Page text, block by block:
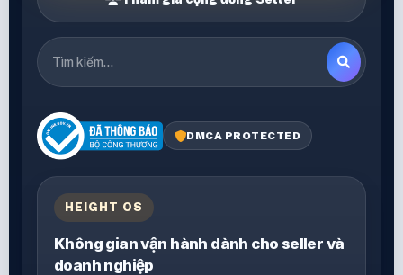
DMCA PROTECTED
HEIGHT OS
Không gian vận hành dành cho seller và
doanh nghiệp